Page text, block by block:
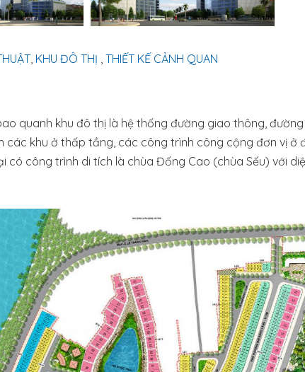
KHU ĐÔ THỊ THIẾT KẾ CẢNH QUAN
quanh khu đô thị là hệ thống đường giao thông,
khu ở thấp tầng, các công trình công cộng đơn vị ở
có công trình di tích là chùa Đống Cao (chùa Sếu) với